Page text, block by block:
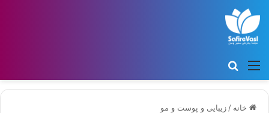
منو
خانه / زیبایی و پوست و مو